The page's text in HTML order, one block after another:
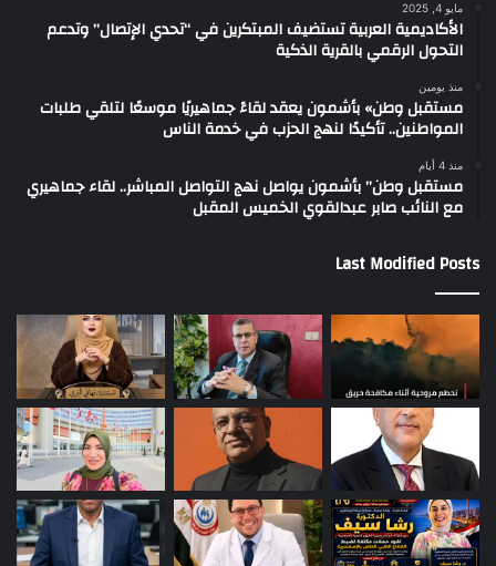
مايو 4, 2025
الأكاديمية العربية تستضيف المبتكرين في “تحدي الإتصال” وتدعم
التحول الرقمي بالقرية الذكية
منذ يومين
مستقبل وطن» بأشمون يعقد لقاءً جماهيريًا موسعًا لتلقي طلبات
المواطنين.. تأكيدًا لنهج الحزب في خدمة الناس
منذ 4 أيام
مستقبل وطن” بأشمون يواصل نهج التواصل المباشر.. لقاء جماهيري
مع النائب صابر عبدالقوي الخميس المقبل
Last Modified Posts